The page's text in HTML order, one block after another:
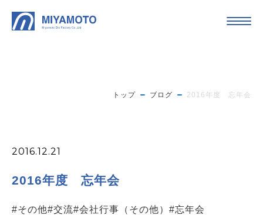
トップ ブログ 2016年度 忘年会
2016.12.21
2016年度 忘年会
#その他#交流#会社行事（その他） #忘年会